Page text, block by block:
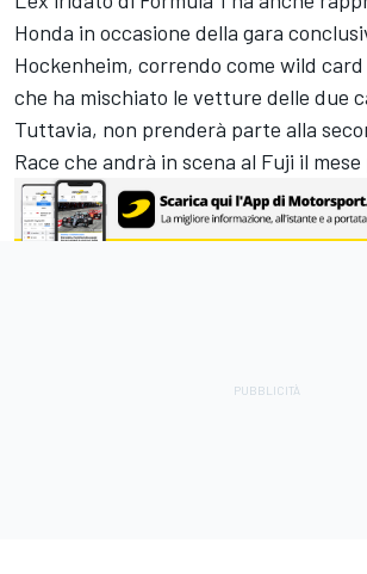
Honda in occasione della gara
Hockenheim, correndo come wild
che ha mischiato le vetture delle due
Tuttavia, non prenderà parte alla
Race che andrà in scena al Fuji il mese